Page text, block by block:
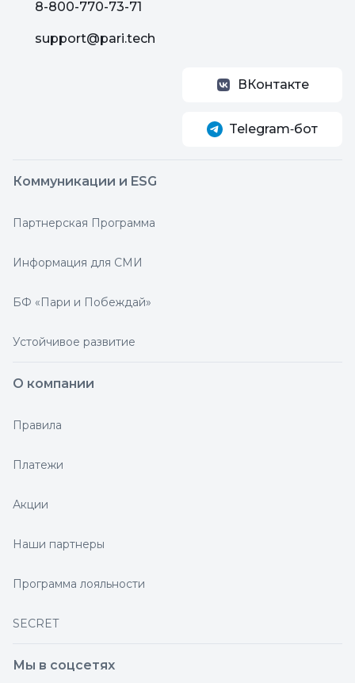
8-800-770-73-71
support@pari.tech
ВКонтакте
Telegram‑бот
Коммуникации и ESG
Партнерская Программа
Информация для СМИ
БФ «Пари и Побеждай»
Устойчивое развитие
О компании
Правила
Платежи
Акции
Наши партнеры
Программа лояльности
SECRET
Мы в соцсетях